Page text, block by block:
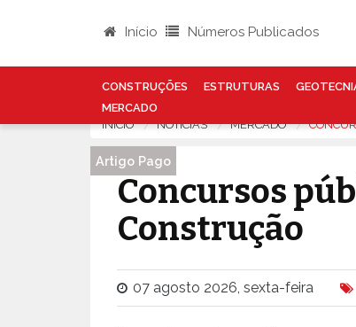
Início Números Publicados
CONSTRUÇÕES ESTRUTURAS
MERCADO
INÍCIO NOTÍCIAS MERCADO
Concursos
Construção
Artigo Pago
07 agosto 2026, sexta-feira